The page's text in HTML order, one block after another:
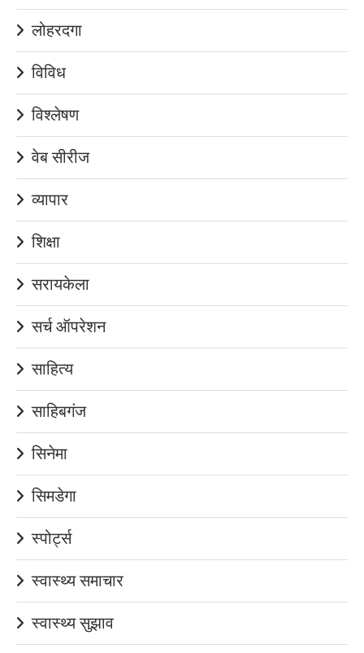
लोहरदगा
विविध
विश्लेषण
वेब सीरीज
व्यापार
शिक्षा
सरायकेला
सर्च ऑपरेशन
साहित्य
साहिबगंज
सिनेमा
सिमडेगा
स्पोर्ट्स
स्वास्थ्य समाचार
स्वास्थ्य सुझाव